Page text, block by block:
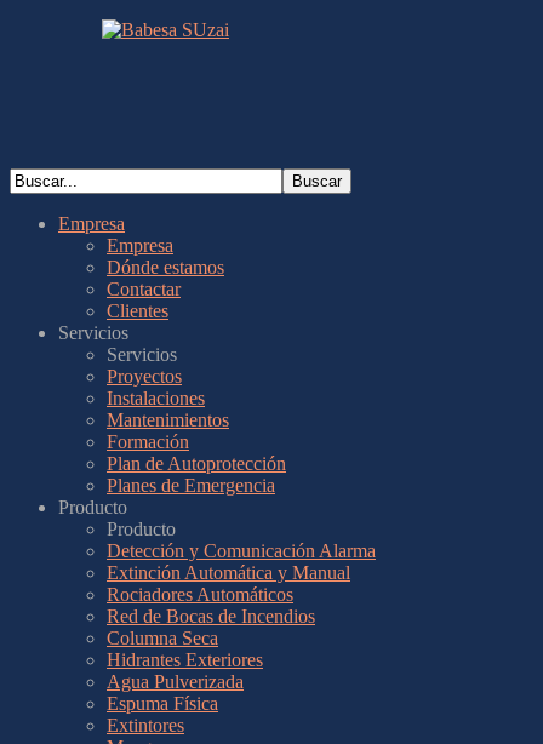
Empresa
Empresa
Dónde estamos
Contactar
Clientes
Servicios
Servicios
Proyectos
Instalaciones
Mantenimientos
Formación
Plan de Autoprotección
Planes de Emergencia
Producto
Producto
Detección y Comunicación Alarma
Extinción Automática y Manual
Rociadores Automáticos
Red de Bocas de Incendios
Columna Seca
Hidrantes Exteriores
Agua Pulverizada
Espuma Física
Extintores